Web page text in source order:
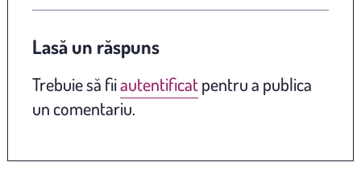
Lasă un răspuns
Trebuie să fiiautentificatpentru a publica
un comentariu.